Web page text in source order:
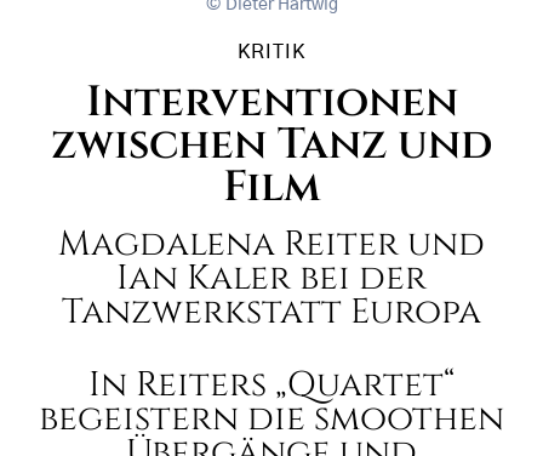
Dieter Hartwig
KRITIK
Interventionen
zwischen Tanz und
Film
Magdalena Reiter und
Ian Kaler bei der
Tanzwerkstatt Europa
In Reiters „Quartet“
begeistern die smoothen